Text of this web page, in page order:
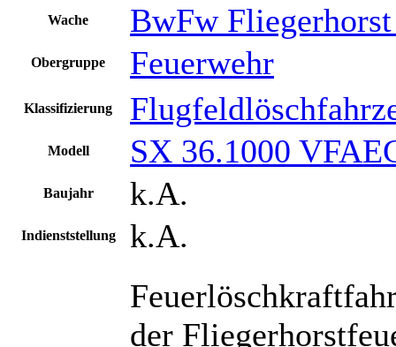
Wache BwFw
Obergruppe Feuerwehr
Klassifizierung
Modell SX 36.1000
Baujahr k.A.
Indienststellung
k.A.
der